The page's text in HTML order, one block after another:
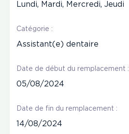
Lundi, Mardi, Mercredi, Jeudi
Catégorie :
Assistant(e) dentaire
Date de début du remplacement :
05/08/2024
Date de fin du remplacement :
14/08/2024